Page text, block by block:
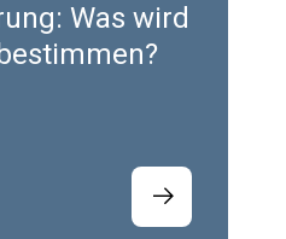
Was wird